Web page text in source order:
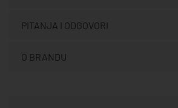
PITANJA I ODGOVORI
O BRANDU